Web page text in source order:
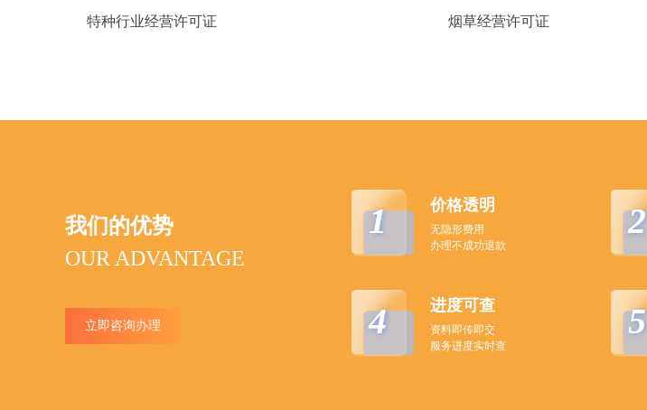
特种行业经营许可证 烟草经营许可证
我们的优势
OUR ADVANTAGE
立即咨询办理
1 价格透明
无隐形费用
办理不成功退款
2
4 进度可查
资料即传即交
服务进度实时查
5